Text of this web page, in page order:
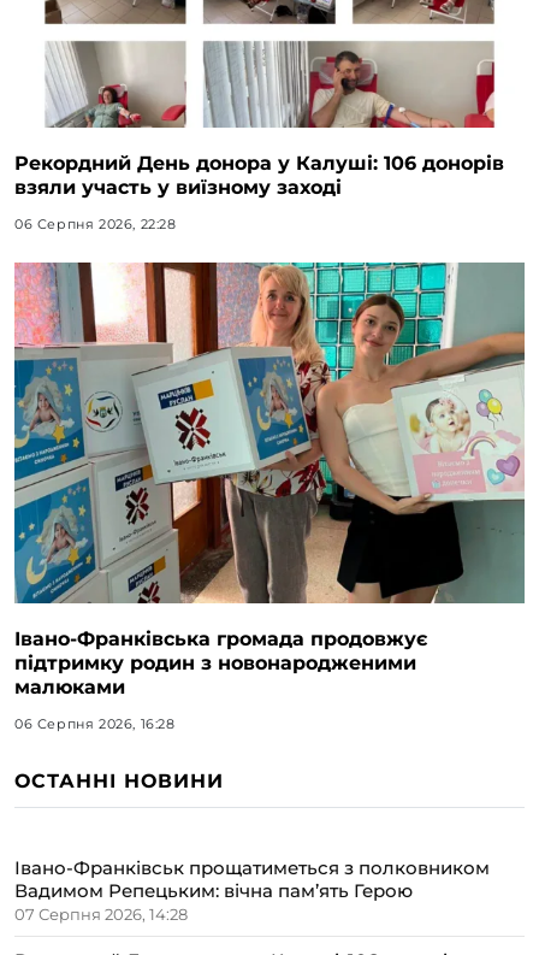
Рекордний День донора у Калуші: 106 донорів
взяли участь у виїзному заході
06 Серпня 2026, 22:28
Івано-Франківська громада продовжує
підтримку родин з новонародженими
малюками
06 Серпня 2026, 16:28
ОСТАННІ НОВИНИ
Івано-Франківськ прощатиметься з полковником
Вадимом Репецьким: вічна пам’ять Герою
07 Серпня 2026, 14:28